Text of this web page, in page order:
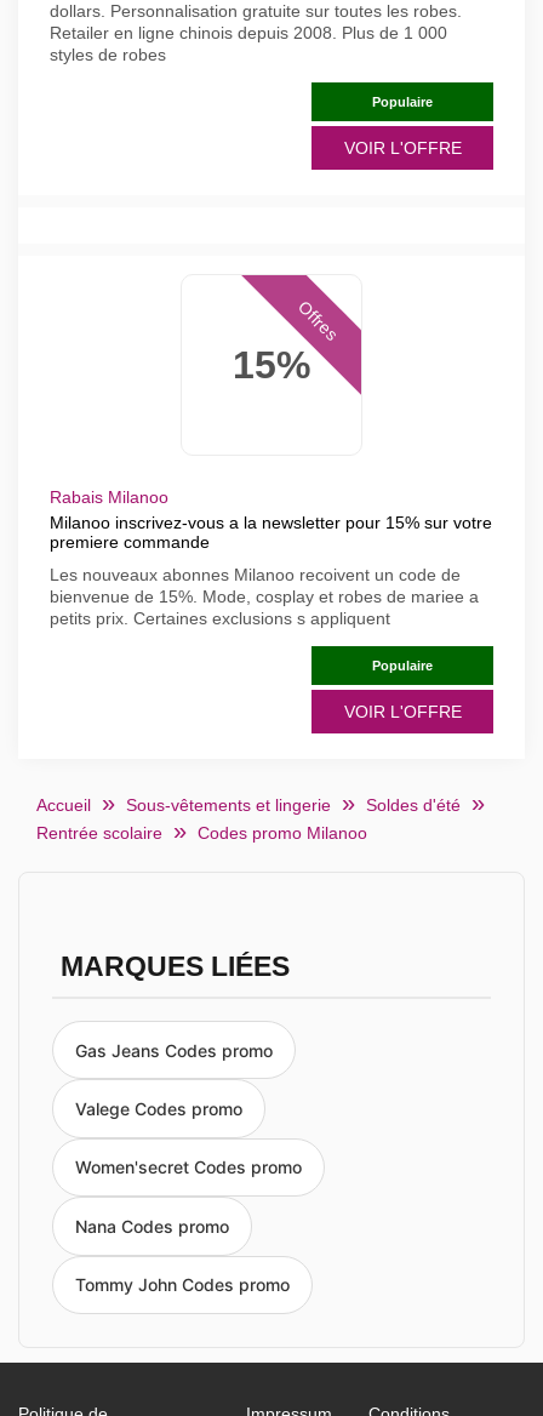
dollars. Personnalisation gratuite sur toutes les robes.
Retailer en ligne chinois depuis 2008. Plus de 1 000
styles de robes
Populaire
VOIR L'OFFRE
15%
Offres
Rabais Milanoo
Milanoo inscrivez-vous a la newsletter pour 15% sur votre
premiere commande
Les nouveaux abonnes Milanoo recoivent un code de
bienvenue de 15%. Mode, cosplay et robes de mariee a
petits prix. Certaines exclusions s appliquent
Populaire
VOIR L'OFFRE
Accueil Sous-vêtements et lingerie
Soldes d'été
Rentrée scolaire
Codes promo Milanoo
MARQUES LIÉES
Gas Jeans Codes promo
Valege Codes promo
Women'secret Codes promo
Nana Codes promo
Tommy John Codes promo